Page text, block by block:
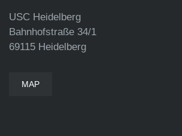
USC Heidelberg
Bahnhofstraße 34/1
69115 Heidelberg
MAP